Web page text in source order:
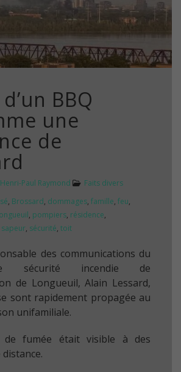
BBQ
une
de
Henri-Paul Raymond
Faits divers
, Brossard, dommages, famille, feu,
, pompiers, résidence,
sapeur, sécurité, toit
des communications du
sécurité incendie de
de Longueuil, Alain Lessard,
sont rapidement propagée au
unifamiliale.
de fumée était visible à des